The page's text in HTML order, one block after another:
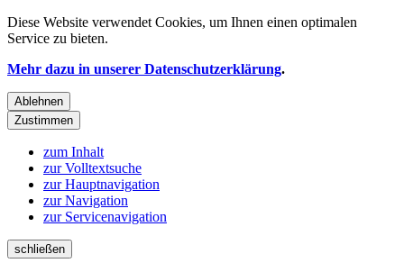
Diese Website verwendet Cookies, um Ihnen einen optimalen
Service zu bieten.
Mehr dazu in unserer Datenschutzerklärung.
Ablehnen
Zustimmen
zum Inhalt
zur Volltextsuche
zur Hauptnavigation
zur Navigation
zur Servicenavigation
schließen